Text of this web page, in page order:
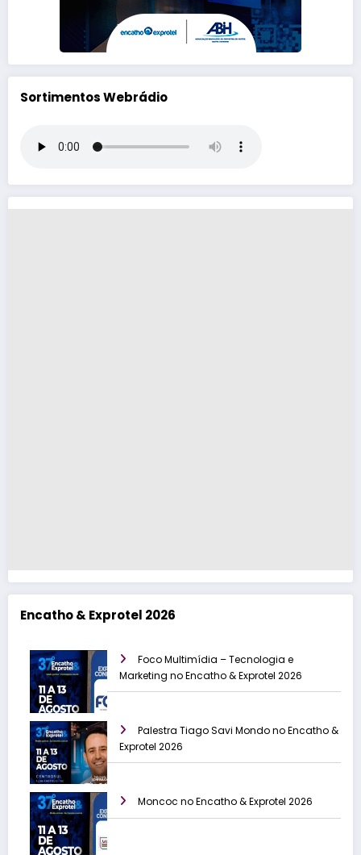
Sortimentos Webrádio
Encatho & Exprotel 2026
Foco Multimídia – Tecnologia e
Marketing no Encatho & Exprotel 2026
Palestra Tiago Savi Mondo no Encatho &
Exprotel 2026
Moncoc no Encatho & Exprotel 2026